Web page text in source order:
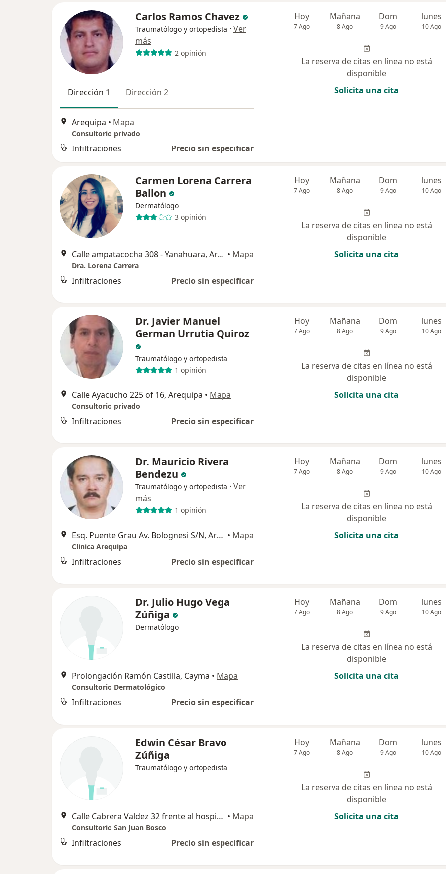
Carlos Ramos Chavez
Traumatólogo y ortopedista · Ver
más
2 opinión
Dirección 1 Dirección 2
Arequipa • Mapa
Consultorio privado
Infiltraciones Precio sin especificar
Hoy
7 Ago
Mañana
8 Ago
Dom
9 Ago
lunes
10 Ago
La reserva de citas en línea no está
disponible
Solicita una cita
Carmen Lorena Carrera
Ballon
Dermatólogo
3 opinión
Calle ampatacocha 308 - Yanahuara, Arequipa • Mapa
Dra. Lorena Carrera
Infiltraciones Precio sin especificar
Hoy
7 Ago
Mañana
8 Ago
Dom
9 Ago
lunes
10 Ago
La reserva de citas en línea no está
disponible
Solicita una cita
Dr. Javier Manuel
German Urrutia Quiroz
Traumatólogo y ortopedista
1 opinión
Calle Ayacucho 225 of 16, Arequipa • Mapa
Consultorio privado
Infiltraciones Precio sin especificar
Hoy
7 Ago
Mañana
8 Ago
Dom
9 Ago
lunes
10 Ago
La reserva de citas en línea no está
disponible
Solicita una cita
Dr. Mauricio Rivera
Bendezu
Traumatólogo y ortopedista · Ver
más
1 opinión
Esq. Puente Grau Av. Bolognesi S/N, Arequipa • Mapa
Clinica Arequipa
Infiltraciones Precio sin especificar
Hoy
7 Ago
Mañana
8 Ago
Dom
9 Ago
lunes
10 Ago
La reserva de citas en línea no está
disponible
Solicita una cita
Dr. Julio Hugo Vega
Zúñiga
Dermatólogo
Prolongación Ramón Castilla, Cayma • Mapa
Consultorio Dermatológico
Infiltraciones Precio sin especificar
Hoy
7 Ago
Mañana
8 Ago
Dom
9 Ago
lunes
10 Ago
La reserva de citas en línea no está
disponible
Solicita una cita
Edwin César Bravo
Zúñiga
Traumatólogo y ortopedista
Calle Cabrera Valdez 32 frente al hospital Honorio , Arequipa • Mapa
Consultorio San Juan Bosco
Infiltraciones Precio sin especificar
Hoy
7 Ago
Mañana
8 Ago
Dom
9 Ago
lunes
10 Ago
La reserva de citas en línea no está
disponible
Solicita una cita